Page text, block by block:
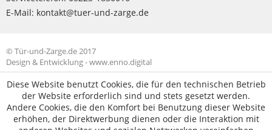
E-Mail: kontakt@tuer-und-zarge.de
© Tür-und-Zarge.de 2017
Design & Entwicklung -www.enno.digital
Diese Website benutzt Cookies, die für den technischen Betrieb
der Website erforderlich sind und stets gesetzt werden.
Andere Cookies, die den Komfort bei Benutzung dieser Website
erhöhen, der Direktwerbung dienen oder die Interaktion mit